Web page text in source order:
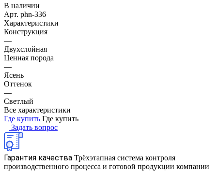
В наличии
Арт. phn-336
Характеристики
Конструкция
—
Двухслойная
Ценная порода
—
Ясень
Оттенок
—
Светлый
Все характеристики
Где купить Где купить
Задать вопрос
Гарантия качества Трёхэтапная система контроля
производственного процесса и готовой продукции компании